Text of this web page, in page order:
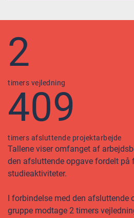
2
timers vejledning
409
timers afsluttende projektarbejde
Tallene viser omfanget af
den afsluttende opgave fordelt på
studieaktiviteter.
I forbindelse med den afsluttende
gruppe modtage 2 timers